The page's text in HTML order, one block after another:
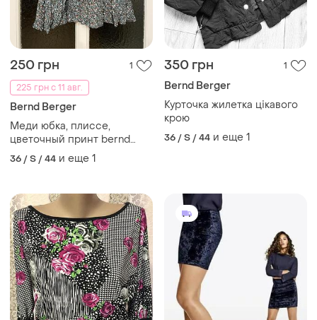
250 грн
1
225 грн с 11 авг.
Bernd Berger
Меди юбка, плиссе,
цветочный принт bernd
berger
36 / S / 44 и еще 1
350 грн 1
Bernd Berger
Курточка жилетка цікавого
крою
36 / S / 44 и еще 1